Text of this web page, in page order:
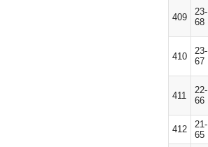
409
23-
68
410
23-
67
411
22-
66
412
21-
65